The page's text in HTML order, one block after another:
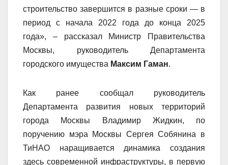
строительство завершится в разные сроки — в
период с начала 2022 года до конца 2025
года», – рассказал Министр Правительства
Москвы, руководитель Департамента
городского имущества Максим Гаман.
Как ранее сообщал руководитель
Департамента развития новых территорий
города Москвы Владимир Жидкин, по
поручению мэра Москвы Сергея Собянина в
ТиНАО наращивается динамика создания
здесь современной инфраструктуры, в первую